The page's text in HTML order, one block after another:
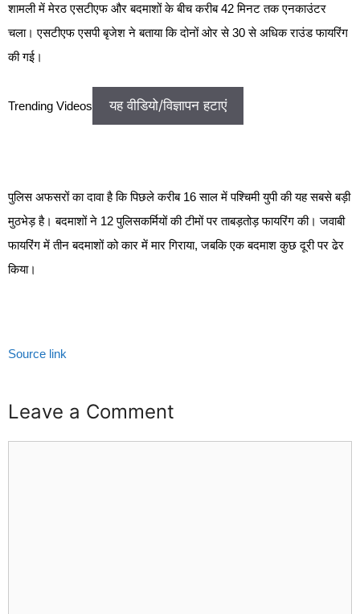
शामली में मेरठ एसटीएफ और बदमाशों के बीच करीब 42 मिनट तक एनकाउंटर
चला। एसटीएफ एसपी बृजेश ने बताया कि दोनों ओर से 30 से अधिक राउंड फायरिंग
की गई।
Trending Videos यह वीडियो/विज्ञापन हटाएं
पुलिस अफसरों का दावा है कि पिछले करीब 16 साल में पश्चिमी युपी की यह सबसे बड़ी
मुठभेड़ है। बदमाशों ने 12 पुलिसकर्मियों की टीमों पर ताबड़तोड़ फायरिंग की। जवाबी
फायरिंग में तीन बदमाशों को कार में मार गिराया, जबकि एक बदमाश कुछ दूरी पर ढेर
किया।
Source link
Leave a Comment